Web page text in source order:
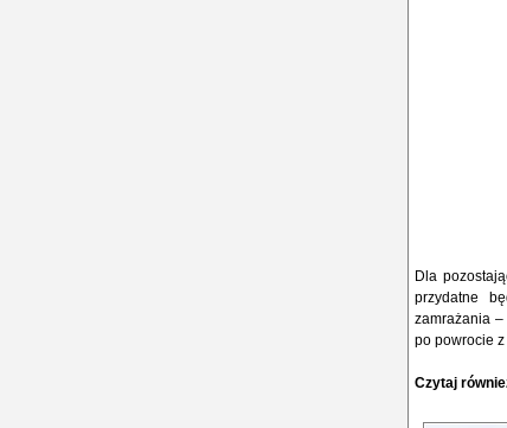
Dla
przydatne
zamrażania
po powrocie
Czytaj